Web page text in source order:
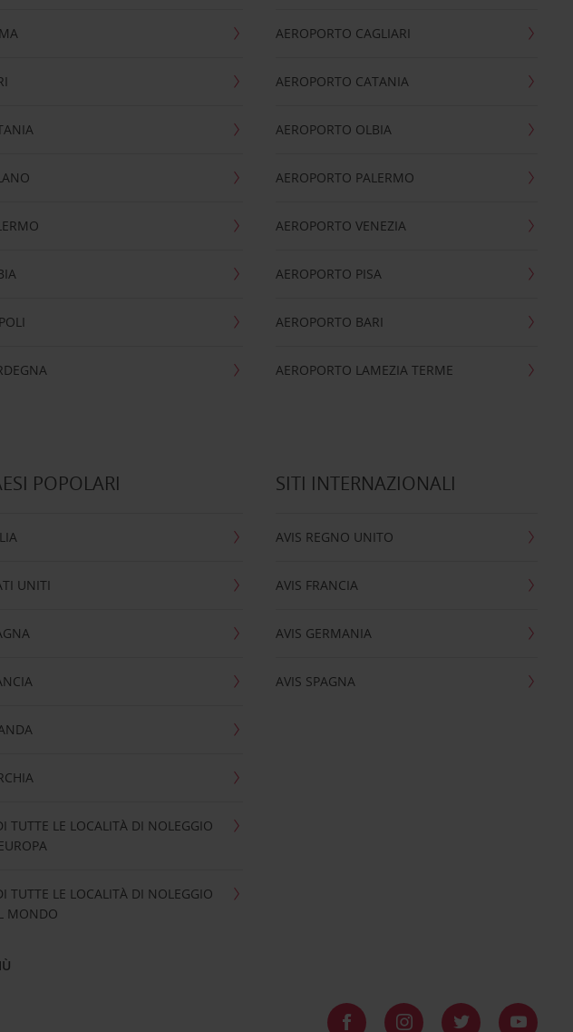
AEROPORTO CAGLIARI
AEROPORTO CATANIA
AEROPORTO OLBIA
AEROPORTO PALERMO
AEROPORTO VENEZIA
AEROPORTO PISA
AEROPORTO BARI
AEROPORTO LAMEZIA TERME
POPOLARI
UNITI
TUTTE LE LOCALITÀ DI NOLEGGIO
TUTTE LE LOCALITÀ DI NOLEGGIO
MONDO
SITI INTERNAZIONALI
AVIS REGNO UNITO
AVIS FRANCIA
AVIS GERMANIA
AVIS SPAGNA